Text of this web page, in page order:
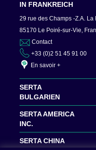
IN FRANKREICH
29 rue des Champs -Z.A. La
85170 Le Poiré-sur-Vie,
Contact
+33 (0)2 51 45 91 00
En savoir +
SERTA
BULGARIEN
SERTA AMERICA
INC.
SERTA CHINA